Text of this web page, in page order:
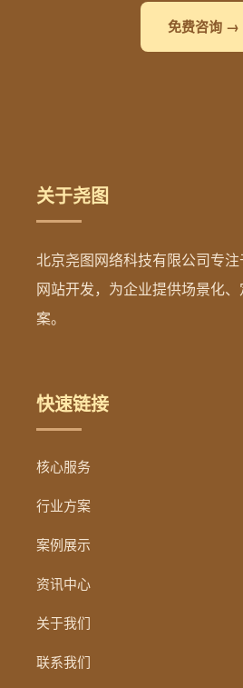
免费咨询 →
关于尧图
北京尧图网络科技有限公司专
网站开发，为企业提供场景化
案。
快速链接
核心服务
行业方案
案例展示
资讯中心
关于我们
联系我们